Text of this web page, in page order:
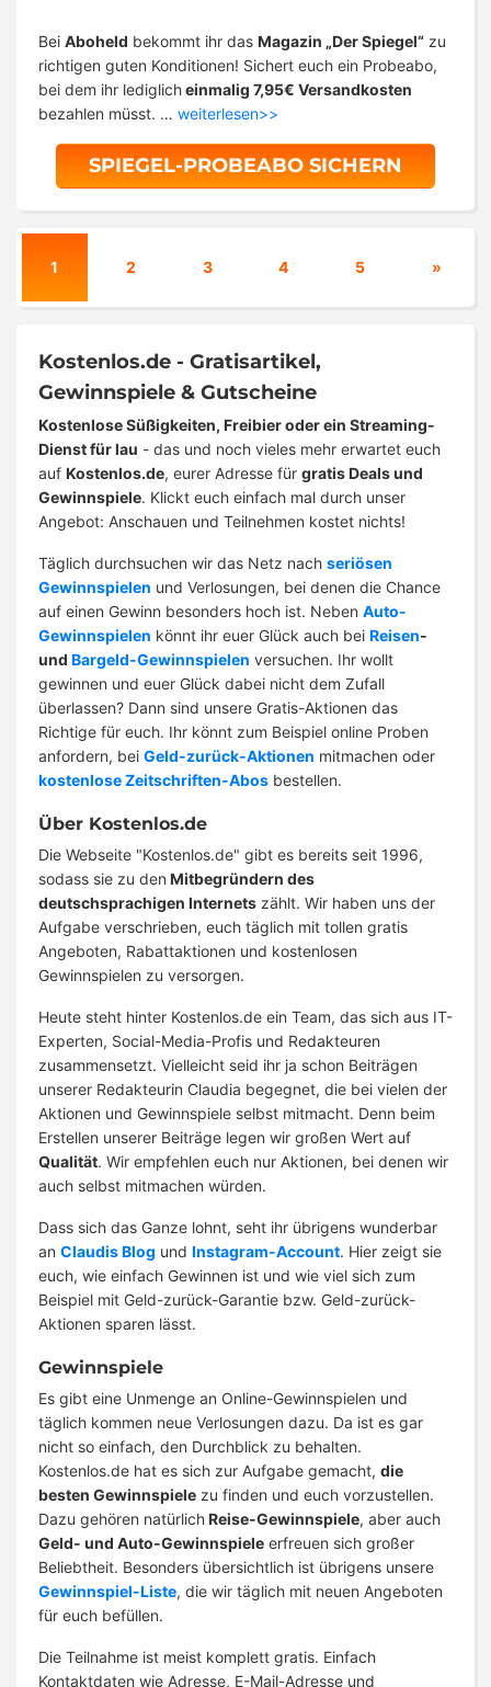
Bei Aboheld bekommt ihr das Magazin „Der Spiegel“ zu
richtigen guten Konditionen! Sichert euch ein Probeabo,
bei dem ihr lediglicheinmalig 7,95€ Versandkosten
bezahlen müsst. … weiterlesen>>
SPIEGEL-PROBEABO SICHERN
1 2 3 4 5 »
Kostenlos.de - Gratisartikel,
Gewinnspiele & Gutscheine
Kostenlose Süßigkeiten, Freibier oder ein Streaming-
Dienst für lau - das und noch vieles mehr erwartet euch
auf Kostenlos.de, eurer Adresse für gratis Deals und
Gewinnspiele. Klickt euch einfach mal durch unser
Angebot: Anschauen und Teilnehmen kostet nichts!
Täglich durchsuchen wir das Netz nach seriösen
Gewinnspielen und Verlosungen, bei denen die Chance
auf einen Gewinn besonders hoch ist. Neben Auto-
Gewinnspielen könnt ihr euer Glück auch bei Reisen-
und Bargeld-Gewinnspielen versuchen. Ihr wollt
gewinnen und euer Glück dabei nicht dem Zufall
überlassen? Dann sind unsere Gratis-Aktionen das
Richtige für euch. Ihr könnt zum Beispiel online Proben
anfordern, bei Geld-zurück-Aktionen mitmachen oder
kostenlose Zeitschriften-Abos bestellen.
Über Kostenlos.de
Die Webseite "Kostenlos.de" gibt es bereits seit 1996,
sodass sie zu den Mitbegründern des
deutschsprachigen Internets zählt. Wir haben uns der
Aufgabe verschrieben, euch täglich mit tollen gratis
Angeboten, Rabattaktionen und kostenlosen
Gewinnspielen zu versorgen.
Heute steht hinter Kostenlos.de ein Team, das sich aus IT-
Experten, Social-Media-Profis und Redakteuren
zusammensetzt. Vielleicht seid ihr ja schon Beiträgen
unserer Redakteurin Claudia begegnet, die bei vielen der
Aktionen und Gewinnspiele selbst mitmacht. Denn beim
Erstellen unserer Beiträge legen wir großen Wert auf
Qualität. Wir empfehlen euch nur Aktionen, bei denen wir
auch selbst mitmachen würden.
Dass sich das Ganze lohnt, seht ihr übrigens wunderbar
an Claudis Blog und Instagram-Account. Hier zeigt sie
euch, wie einfach Gewinnen ist und wie viel sich zum
Beispiel mit Geld-zurück-Garantie bzw. Geld-zurück-
Aktionen sparen lässt.
Gewinnspiele
Es gibt eine Unmenge an Online-Gewinnspielen und
täglich kommen neue Verlosungen dazu. Da ist es gar
nicht so einfach, den Durchblick zu behalten.
Kostenlos.de hat es sich zur Aufgabe gemacht, die
besten Gewinnspiele zu finden und euch vorzustellen.
Dazu gehören natürlichReise-Gewinnspiele, aber auch
Geld- und Auto-Gewinnspiele erfreuen sich großer
Beliebtheit. Besonders übersichtlich ist übrigens unsere
Gewinnspiel-Liste, die wir täglich mit neuen Angeboten
für euch befüllen.
Die Teilnahme ist meist komplett gratis. Einfach
Kontaktdaten wie Adresse, E-Mail-Adresse und